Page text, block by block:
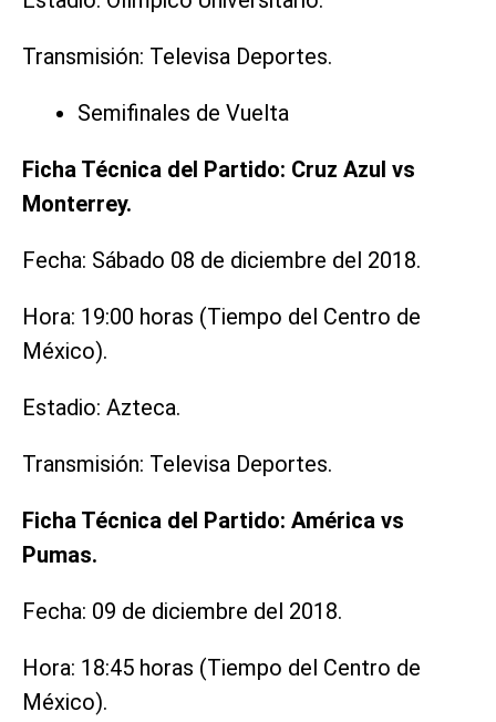
Transmisión: Televisa Deportes.
Semifinales de Vuelta
Ficha Técnica del Partido: Cruz Azul vs
Monterrey.
Fecha: Sábado 08 de diciembre del 2018.
Hora: 19:00 horas (Tiempo del Centro de
México).
Estadio: Azteca.
Transmisión: Televisa Deportes.
Ficha Técnica del Partido: América vs
Pumas.
Fecha: 09 de diciembre del 2018.
Hora: 18:45 horas (Tiempo del Centro de
México).